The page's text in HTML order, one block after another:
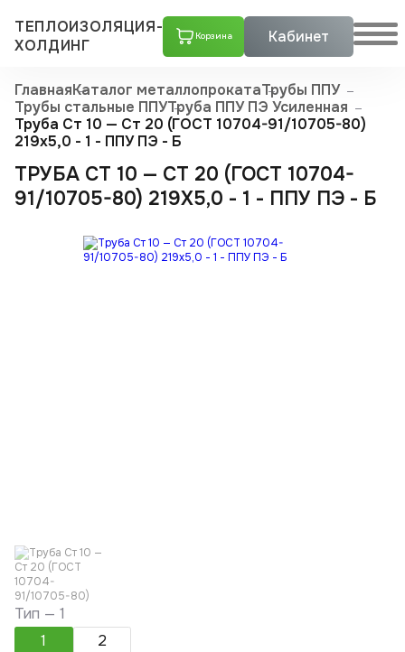
ТЕПЛОИЗОЛЯЦИЯ-
ХОЛДИНГ
Корзина Кабинет
ГлавнаяКаталог металлопрокатаТрубы ППУ
Трубы стальные ППУТруба ППУ ПЭ Усиленная
Труба Ст 10 — Ст 20 (ГОСТ 10704-91/10705-80)
219x5,0 - 1 - ППУ ПЭ - Б
ТРУБА СТ 10 — СТ 20 (ГОСТ 10704-
91/10705-80) 219X5,0 - 1 - ППУ ПЭ - Б
Тип —1
1
2